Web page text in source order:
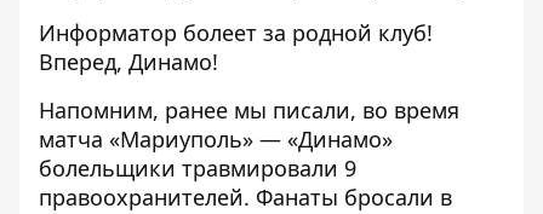
Информатор болеет за родной клуб!
Вперед, Динамо!
Напомним, ранее мы писали, во время
матча «Мариуполь» — «Динамо»
болельщики травмировали 9
правоохранителей. Фанаты бросали в